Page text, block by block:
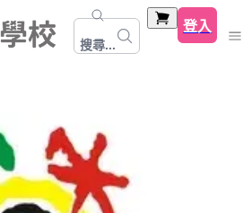
搜尋...
登入